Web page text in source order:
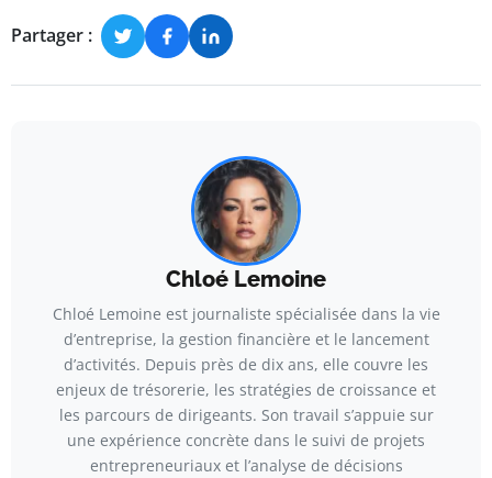
Partager :
Chloé Lemoine
Chloé Lemoine est journaliste spécialisée dans la vie
d’entreprise, la gestion financière et le lancement
d’activités. Depuis près de dix ans, elle couvre les
enjeux de trésorerie, les stratégies de croissance et
les parcours de dirigeants. Son travail s’appuie sur
une expérience concrète dans le suivi de projets
entrepreneuriaux et l’analyse de décisions